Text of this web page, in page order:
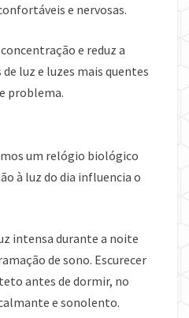
​​e nervosas.
e reduz a
luz e luzes mais quentes
problema.
um relógio biológico
à luz do dia influencia o
intensa durante a noite
de sono. Escurecer
antes de dormir, no
e sonolento.